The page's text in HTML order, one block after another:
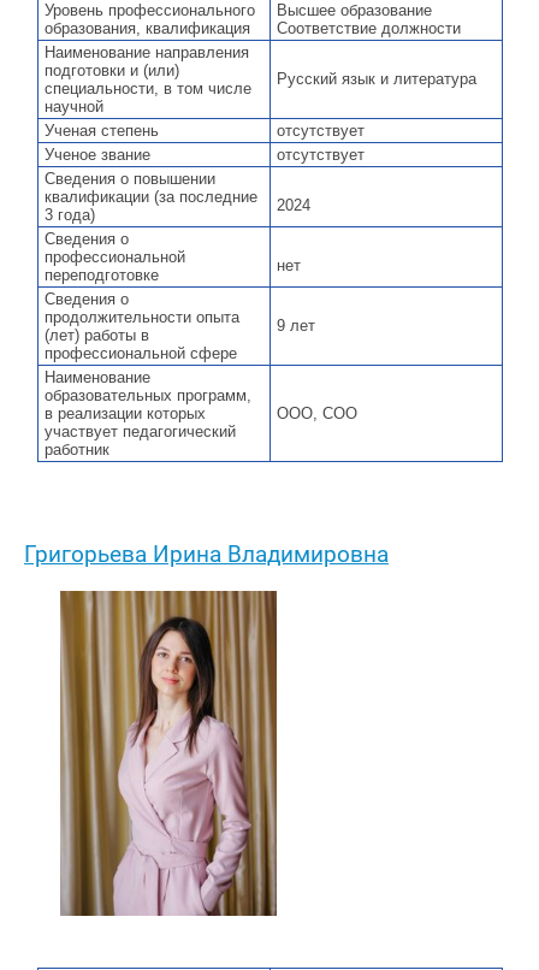
Уровень профессионального
образования, квалификация
Высшее образование
Соответствие должности
Наименование направления
подготовки и (или)
специальности, в том числе
научной
Русский язык и литература
Ученая степень
отсутствует
Ученое звание
отсутствует
Сведения о повышении
квалификации (за последние
3 года)
2024
Сведения о
профессиональной
переподготовке
нет
Сведения о
продолжительности опыта
(лет) работы в
профессиональной сфере
9 лет
Наименование
образовательных программ,
в реализации которых
участвует педагогический
работник
ООО, СОО
Григорьева Ирина Владимировна